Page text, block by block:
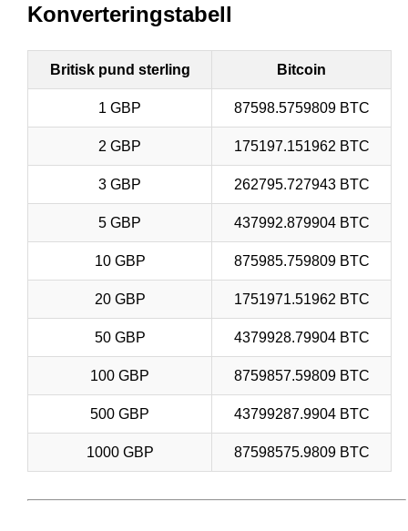
Konverteringstabell
Britisk pund sterling Bitcoin
1 GBP 87598.5759809 BTC
2 GBP 175197.151962 BTC
3 GBP 262795.727943 BTC
5 GBP 437992.879904 BTC
10 GBP 875985.759809 BTC
20 GBP 1751971.51962 BTC
50 GBP 4379928.79904 BTC
100 GBP 8759857.59809 BTC
500 GBP 43799287.9904 BTC
1000 GBP 87598575.9809 BTC